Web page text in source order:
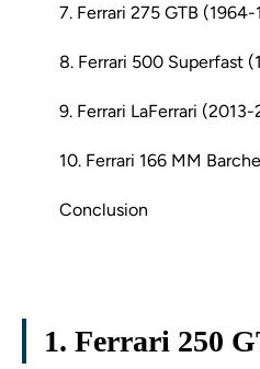
7. Ferrari 275 GTB (1964-
8. Ferrari 500 Superfast
9. Ferrari LaFerrari (2013-
10. Ferrari 166 MM
Conclusion
1. Ferrari 250